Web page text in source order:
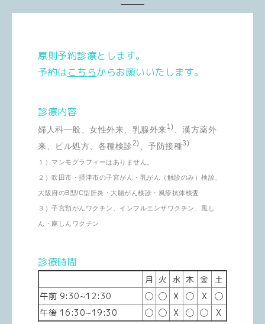
原則予約診療とします。
予約はこちらからお願いいたします。
診療内容
婦人科一般、女性外来、乳腺外来1)
、漢方薬外
来、ピル処方、各種検診2) 、予防接種3)
１）マンモグラフィーはありません。
２）吹田市・摂津市の子宮がん・乳がん（触診のみ）検診、
大阪府のB型/C型肝炎・大腸がん検診・風疹抗体検査
３）子宮頸がんワクチン、インフルエンザワクチン、風し
ん・麻しんワクチン
診療時間
月 火 水 木 金
土
午前 9:30~12:30
◯ ◯ X ◯ X
◯
午後 16:30~19:30
◯ ◯ X ◯ ◯ X